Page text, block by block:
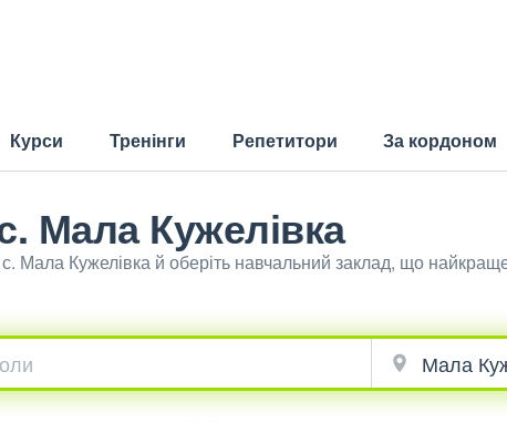
Курси Тренінги Репетитори За кордоном
Мала Кужелівка
Мала Кужелівка й оберіть навчальний заклад, що